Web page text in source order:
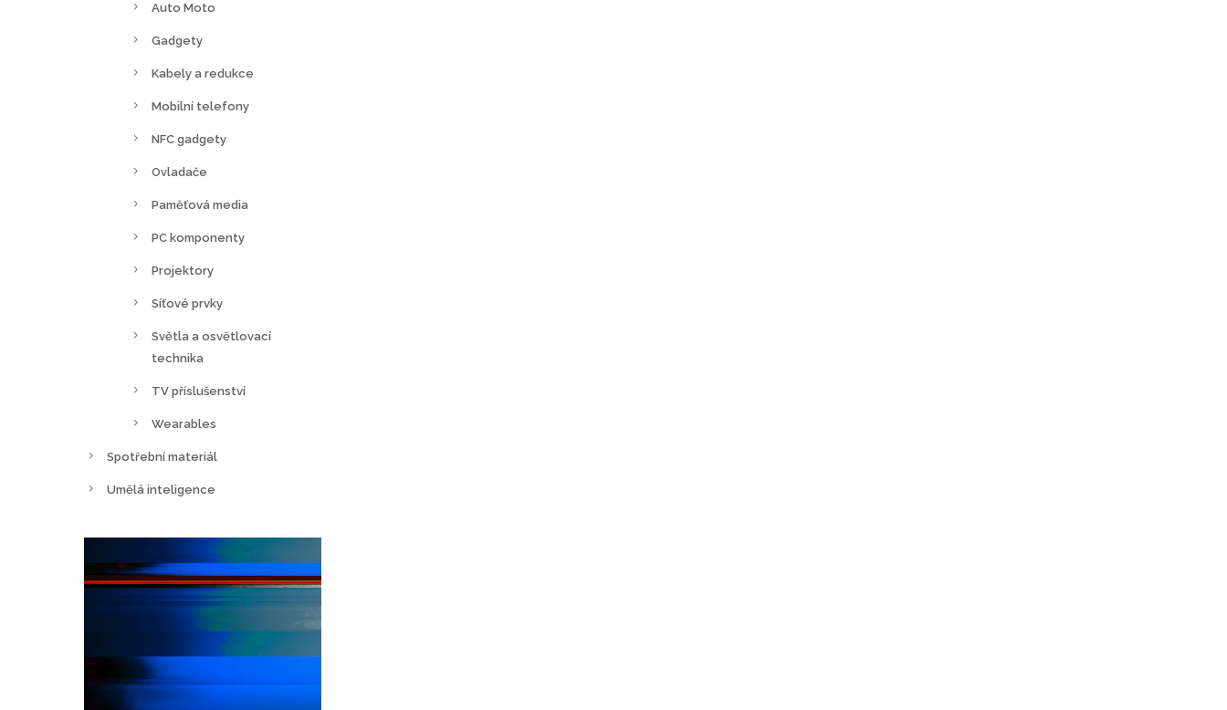
Auto Moto
Gadgety
Kabely a redukce
Mobilní telefony
NFC gadgety
Ovladače
Paměťová media
PC komponenty
Projektory
Síťové prvky
Světla a osvětlovací
technika
TV příslušenství
Wearables
Spotřební materiál
Umělá inteligence